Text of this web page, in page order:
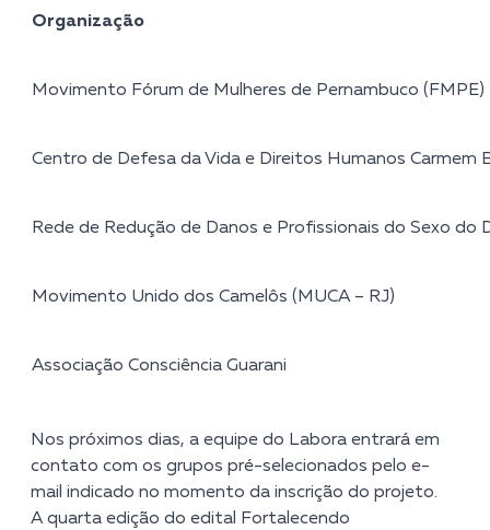
Organização
Movimento Fórum de Mulheres de Pernambuco (FMPE)
Centro de Defesa da Vida e Direitos Humanos Carmem
Rede de Redução de Danos e Profissionais do Sexo
Movimento Unido dos Camelôs (MUCA – RJ)
Associação Consciência Guarani
Nos próximos dias, a equipe do Labora entrará em
contato com os grupos pré-selecionados pelo e-
mail indicado no momento da inscrição do projeto.
A quarta edição do edital Fortalecendo